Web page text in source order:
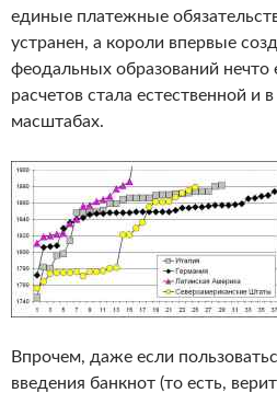
единые платежные
устранен, а короли впервые
феодальных образований нечто
расчетов стала естественной и
масштабах.
Впрочем, даже если
введения банкнот (то есть,